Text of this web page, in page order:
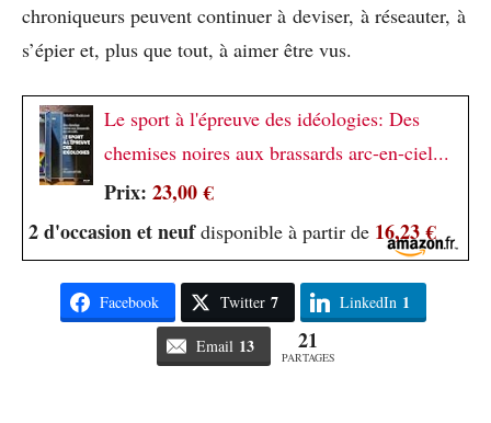
chroniqueurs peuvent continuer à deviser, à réseauter, à
s’épier et, plus que tout, à aimer être vus.
Le sport à l'épreuve des idéologies: Des
chemises noires aux brassards arc-en-ciel...
Prix: 23,00 €
2 d'occasion et neufdisponible à partir de 16,23 €
Facebook Twitter 7 LinkedIn 1
Email 13 21
PARTAGES